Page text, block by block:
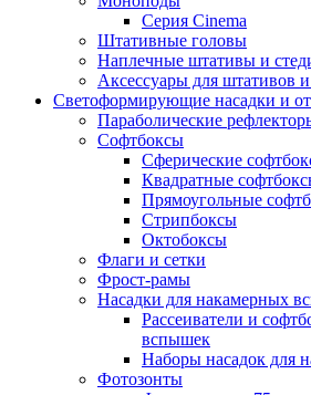
Серия Cinema
Штативные головы
Наплечные штативы и
Аксессуары для штативов
Светоформирующие насадки и
Параболические
Софтбоксы
Сферические
Квадратные
Прямоугольные
Стрипбоксы
Октобоксы
Флаги и сетки
Фрост-рамы
Насадки для накамерных
Рассеиватели и
вспышек
Наборы насадок для
Фотозонты